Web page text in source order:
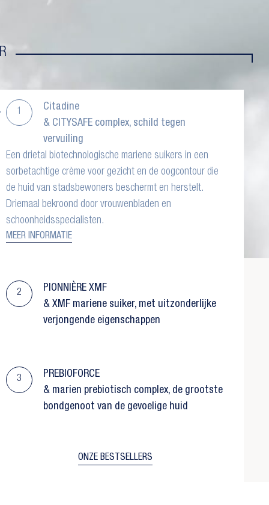
1
Citadine
& CITYSAFE complex, schild tegen
vervuiling
Een drietal biotechnologische mariene suikers in een
sorbetachtige crème voor gezicht en de oogcontour die
de huid van stadsbewoners beschermt en herstelt.
Driemaal bekroond door vrouwenbladen en
schoonheidsspecialisten.
MEER INFORMATIE
2
PIONNIÈRE XMF
& XMF mariene suiker, met uitzonderlijke
verjongende eigenschappen
3
PREBIOFORCE
& marien prebiotisch complex, de grootste
bondgenoot van de gevoelige huid
ONZE BESTSELLERS